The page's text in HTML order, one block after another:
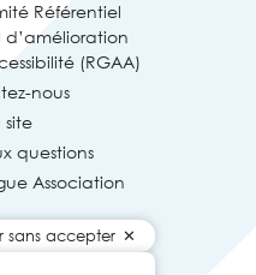
Référentiel
d’amélioration
(RGAA)
nous
site
questions
Association
sans accepter